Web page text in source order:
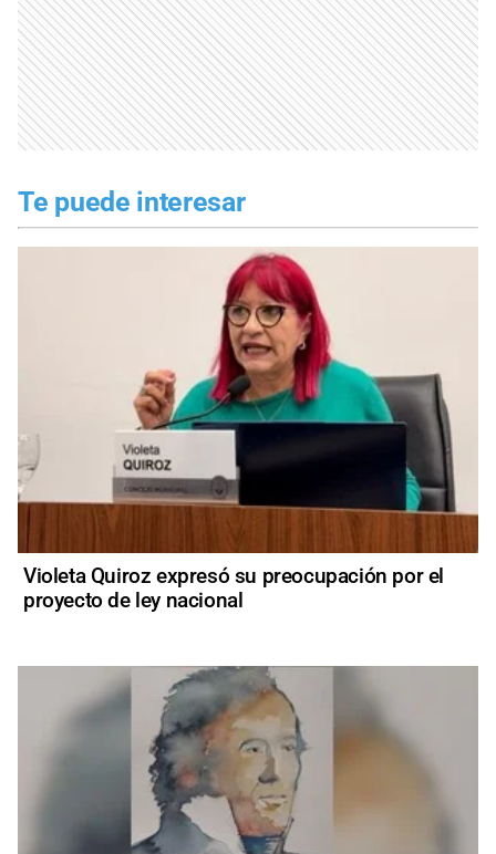
Te puede interesar
Violeta Quiroz expresó su preocupación por el
proyecto de ley nacional